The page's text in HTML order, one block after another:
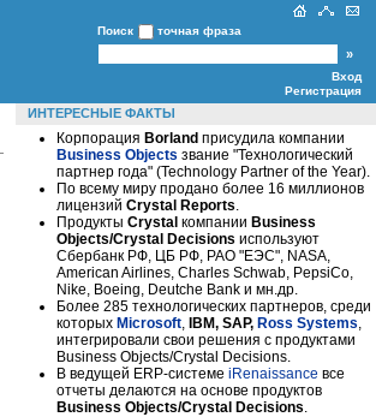
Поиск точная фраза
Вход
Регистрация
ИНТЕРЕСНЫЕ ФАКТЫ
Корпорация Borland присудила компании
Business Objects звание "Технологический
партнер года" (Technology Partner of the Year).
По всему миру продано более 16 миллионов
лицензий Crystal Reports.
Продукты Crystal компании Business
Objects/Crystal Decisions используют
Сбербанк РФ, ЦБ РФ, РАО "ЕЭС", NASA,
American Airlines, Charles Schwab, PepsiCo,
Nike, Boeing, Deutche Bank и мн.др.
Более 285 технологических партнеров, среди
которых Microsoft, IBM, SAP, Ross Systems,
интегрировали свои решения с продуктами
Business Objects/Crystal Decisions.
В ведущей ERP-системе iRenaissance все
отчеты делаются на основе продуктов
Business Objects/Crystal Decisions.